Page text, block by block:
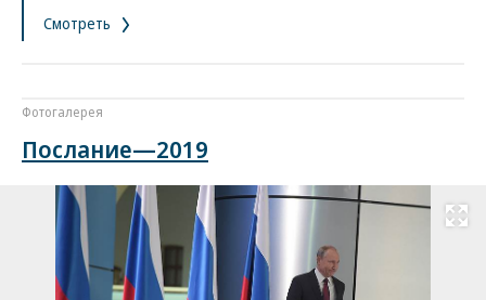
Смотреть
Фотогалерея
Послание—2019
Развернуть